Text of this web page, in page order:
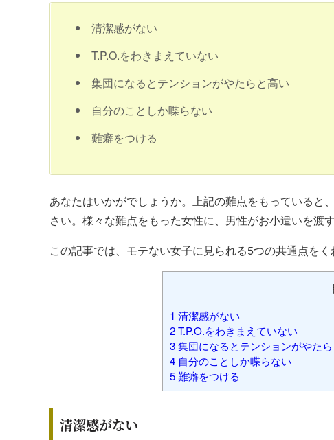
清潔感がない
T.P.O.をわきまえていない
集団になるとテンションがやたらと高い
自分のことしか喋らない
難癖をつける
あなたはいかがでしょうか。上記の難点をもっている
さい。様々な難点をもった女性に、男性がお小遣いを渡
この記事では、モテない女子に見られる5つの共通点をく
1 清潔感がない
2T.P.O.をわきまえていない
3集団になるとテンションがやた
4 自分のことしか喋らない
5難癖をつける
清潔感がない